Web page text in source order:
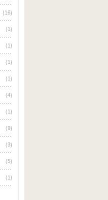
(16)
(1)
(1)
(1)
(1)
(4)
(1)
(9)
(3)
(5)
(1)